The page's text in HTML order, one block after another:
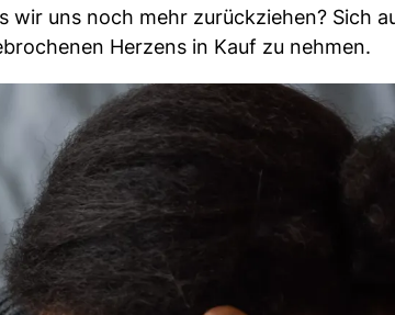
wir uns noch mehr zurückziehen? Sich
Herzens in Kauf zu nehmen.